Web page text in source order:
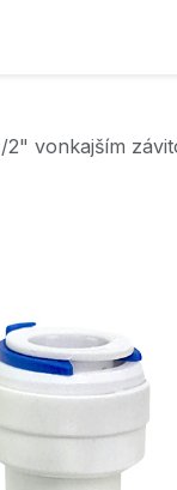
2" vonkajším